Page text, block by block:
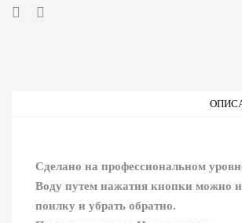
Сделано на профессиональном
Воду путем нажатия кнопки можно и
поилку и убрать обратно.